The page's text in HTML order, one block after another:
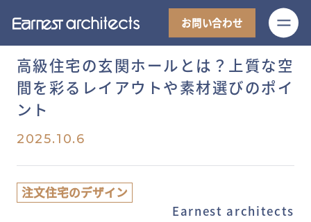
お問い合わせ
高級住宅の玄関ホールとは？上質な空
間を彩るレイアウトや素材選びのポイ
ント
2025.10.6
注文住宅のデザイン
Earnest architects